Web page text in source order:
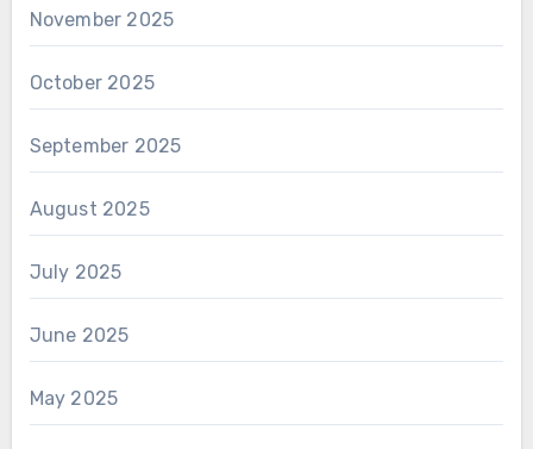
November 2025
October 2025
September 2025
August 2025
July 2025
June 2025
May 2025